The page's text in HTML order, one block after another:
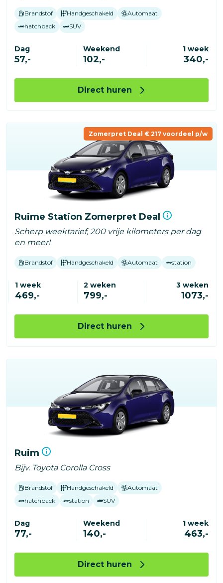
Brandstof Handgeschakeld
Automaat
hatchback
SUV
Dag
57,-
Weekend
102,-
1 week
340,-
Direct huren
Zomerpret Deal € 217 voordeel p/w
Ruime Station Zomerpret Deal
Scherp weektarief, 200 vrije kilometers per dag
en meer!
Brandstof Handgeschakeld Automaat station
1 week
469,-
2 weken
799,-
3 weken
1073,-
Direct huren
Ruim
Bijv. Toyota Corolla Cross
Brandstof Handgeschakeld
Automaat
hatchback
station SUV
Dag
77,-
Weekend
140,-
1 week
463,-
Direct huren